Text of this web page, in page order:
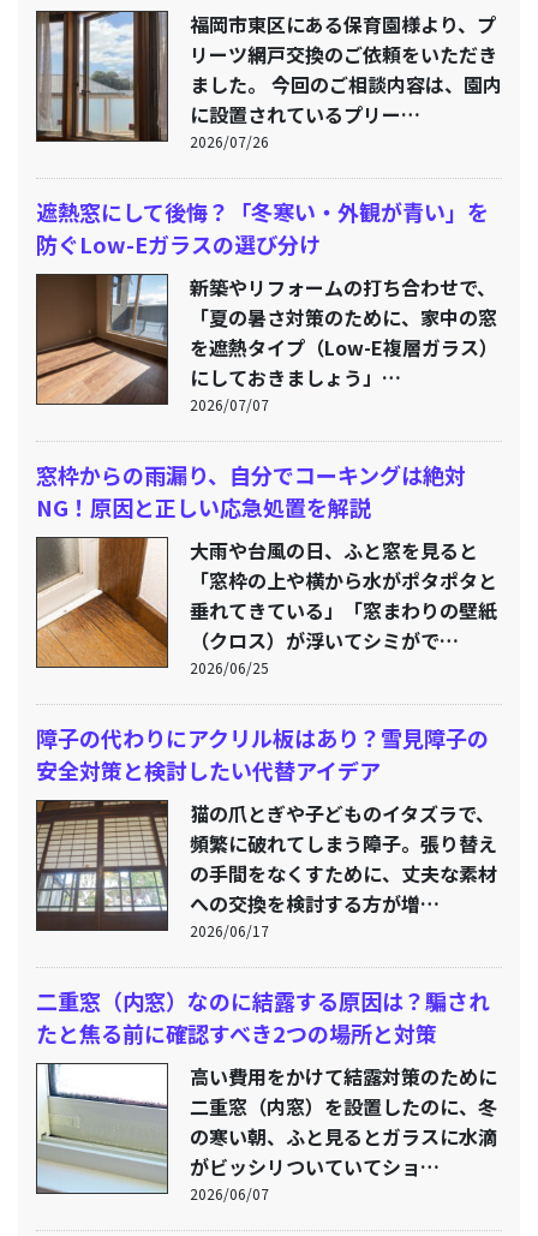
福岡市東区にある保育園様より、プ
リーツ網戸交換のご依頼をいただき
ました。 今回のご相談内容は、園内
に設置されているプリー…
2026/07/26
遮熱窓にして後悔？「冬寒い・外観が青い」を
防ぐLow-Eガラスの選び分け
新築やリフォームの打ち合わせで、
「夏の暑さ対策のために、家中の窓
を遮熱タイプ（Low-E複層ガラス）
にしておきましょう」…
2026/07/07
窓枠からの雨漏り、自分でコーキングは絶対
NG！原因と正しい応急処置を解説
大雨や台風の日、ふと窓を見ると
「窓枠の上や横から水がポタポタと
垂れてきている」「窓まわりの壁紙
（クロス）が浮いてシミがで…
2026/06/25
障子の代わりにアクリル板はあり？雪見障子の
安全対策と検討したい代替アイデア
猫の爪とぎや子どものイタズラで、
頻繁に破れてしまう障子。張り替え
の手間をなくすために、丈夫な素材
への交換を検討する方が増…
2026/06/17
二重窓（内窓）なのに結露する原因は？騙され
たと焦る前に確認すべき2つの場所と対策
高い費用をかけて結露対策のために
二重窓（内窓）を設置したのに、冬
の寒い朝、ふと見るとガラスに水滴
がビッシリついていてショ…
2026/06/07